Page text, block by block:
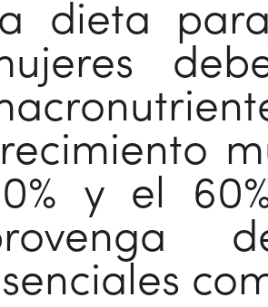
dieta
y el